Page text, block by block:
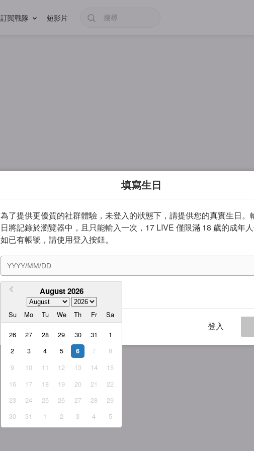
訂閱戰隊 短影片
填寫生日
為了提供更優質的社群體驗，未登入的狀態下，請提供您的真實生日。
日將記錄於瀏覽器中，且只能輸入一次，17 LIVE 僅限滿 18 歲的成年人
如已有帳號，請使用登入按鈕。
August 2026
Su Mo Tu We Th Fr Sa
26 27 28 29 30 31
1
2
3 4 5 6 7
8
9
10 11 12 13 14
15
16
17 18 19 20 21
22
23
24 25 26 27 28
29
30
31 1 2 3 4 5
我同意 服務條款與隱私權政策
登入